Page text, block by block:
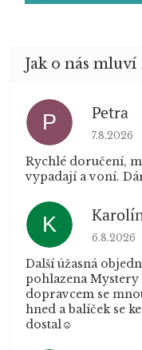
P Petra
7.8.2026
Rychlé doručení,
vypadají a voní.
K
6.8.2026
Další úžasná
pohlazena Mystery
dopravcem se
hned a balíček se
dostal☺️